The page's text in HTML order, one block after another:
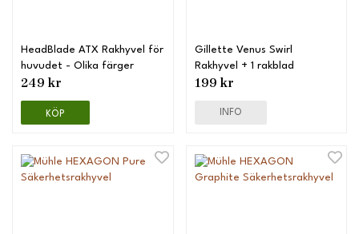
HeadBlade ATX Rakhyvel för
huvudet - Olika färger
249 kr
KÖP
Gillette Venus Swirl
Rakhyvel + 1 rakblad
199 kr
INFO